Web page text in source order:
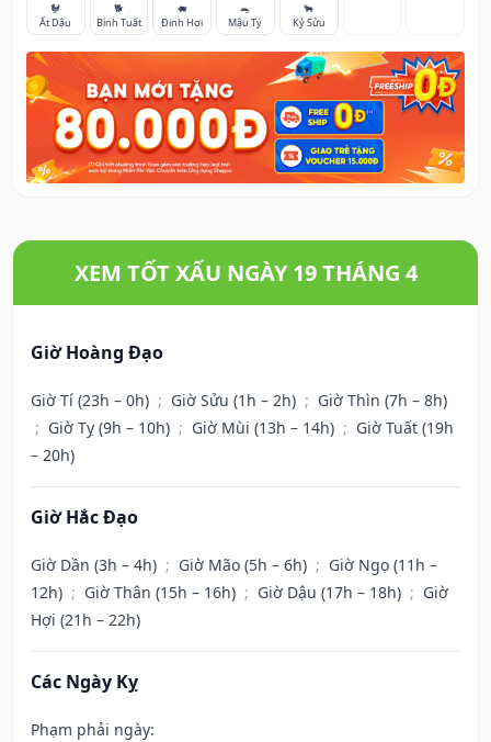
🐓
Ất Dậu
🐕
Bính Tuất
🐖
Đinh Hợi
🐀
Mậu Tý
🐂
Kỷ Sửu
XEM TỐT XẤU NGÀY 19 THÁNG 4
Giờ Hoàng Đạo
Giờ Tí (23h – 0h) ; Giờ Sửu (1h – 2h) ; Giờ Thìn (7h – 8h)
; Giờ Tỵ (9h – 10h) ; Giờ Mùi (13h – 14h) ; Giờ Tuất (19h
– 20h)
Giờ Hắc Đạo
Giờ Dần (3h – 4h) ; Giờ Mão (5h – 6h) ; Giờ Ngọ (11h –
12h) ; Giờ Thân (15h – 16h) ; Giờ Dậu (17h – 18h) ; Giờ
Hợi (21h – 22h)
Các Ngày Kỵ
Phạm phải ngày: